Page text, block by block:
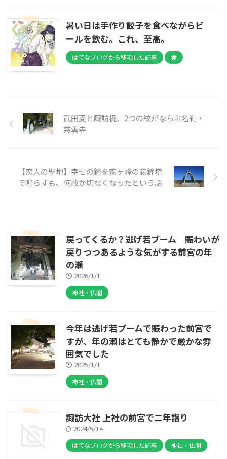
暑い日は手作り餃子を食べながらビ
ールを飲む。これ、至高。
はてなブログから移項した記事 食
武田菱と諏訪梶、2つの紋がならぶ名刹・
慈雲寺
【恋人の聖地】幸せの鐘を霧ヶ峰の霧鐘塔
で鳴らすも、何故か切なくなったという話
戻ってくるか？逃げ若ブーム 賑わいが
戻りつつあるような気がする前宮の年
の瀬
2026/1/1
神社・仏閣
今年は逃げ若ブームで賑わった前宮で
すが、年の瀬はとても静かで厳かな雰
囲気でした
2025/1/1
神社・仏閣
諏訪大社 上社の前宮で二年詣り
2024/5/14
はてなブログから移項した記事 神社・仏閣